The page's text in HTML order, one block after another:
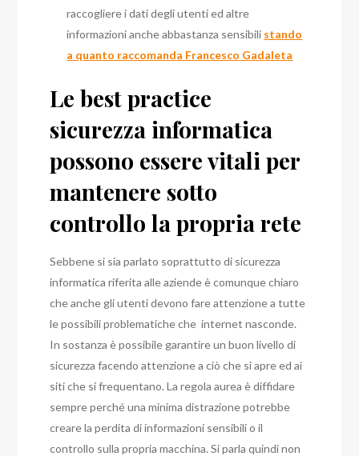
raccogliere i dati degli utenti ed altre
informazioni anche abbastanza sensibili stando
a quanto raccomanda Francesco Gadaleta
Le best practice
sicurezza informatica
possono essere vitali per
mantenere sotto
controllo la propria rete
Sebbene si sia parlato soprattutto di sicurezza
informatica riferita alle aziende è comunque chiaro
che anche gli utenti devono fare attenzione a tutte
le possibili problematiche che internet nasconde.
In sostanza è possibile garantire un buon livello di
sicurezza facendo attenzione a ciò che si apre ed ai
siti che si frequentano. La regola aurea è diffidare
sempre perché una minima distrazione potrebbe
creare la perdita di informazioni sensibili o il
controllo sulla propria macchina. Si parla quindi non